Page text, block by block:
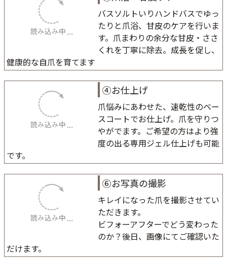
バスソルトいりハンドバスでゆっ
たりと爪浴、甘皮のケアを行いま
す。爪まわりの余分な甘皮・ささ
くれを丁寧に除去。成長を促し、
健康的な自爪を育てます
④お仕上げ
爪悩みにあわせた、速乾性のベー
スコートでお仕上げ。爪を守りつ
やがでます。ご希望の方はより強
度の出る専用ジェル仕上げも可能
です。
⑥お写真の撮影
キレイになった爪を撮影させてい
ただきます。
ビフォーアフターでどう変わった
のか？後日、画像にてご確認いた
だけます。